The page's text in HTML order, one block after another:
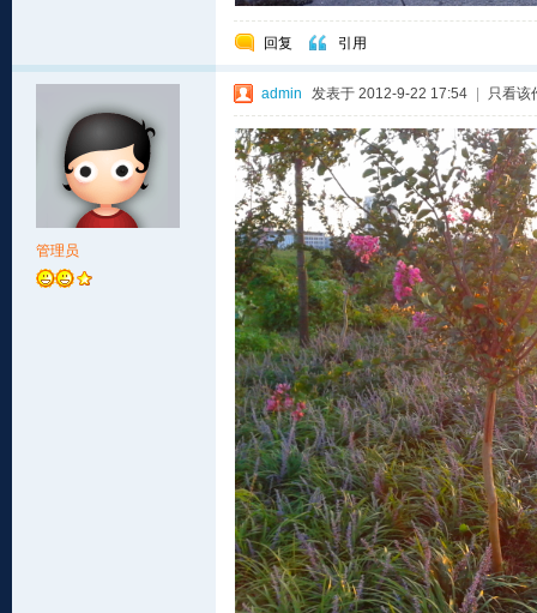
回复 引用
管理员
admin 发表于 2012-9-22 17:54 只看该